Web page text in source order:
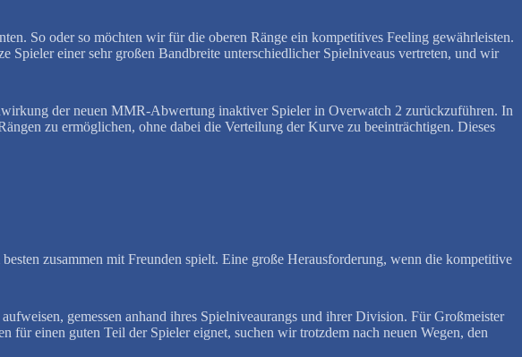
So oder so möchten wir für die oberen Ränge ein kompetitives Feeling gewährleisten.
einer sehr großen Bandbreite unterschiedlicher Spielniveaus vertreten, und wir
der neuen MMR-Abwertung inaktiver Spieler in Overwatch 2 zurückzuführen. In
zu ermöglichen, ohne dabei die Verteilung der Kurve zu beeinträchtigen. Dieses
zusammen mit Freunden spielt. Eine große Herausforderung, wenn die kompetitive
gemessen anhand ihres Spielniveaurangs und ihrer Division. Für Großmeister
einen guten Teil der Spieler eignet, suchen wir trotzdem nach neuen Wegen, den